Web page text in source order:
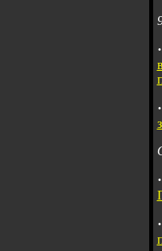
·
·
·
·